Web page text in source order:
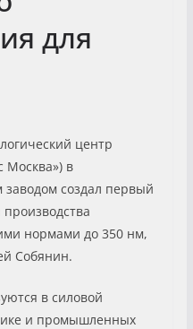
для
центр
Москва») в
заводом создал первый
нормами до 350 нм,
Собянин.
в силовой
и промышленных